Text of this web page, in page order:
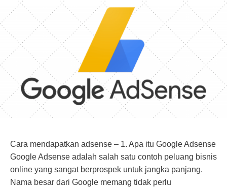
Cara mendapatkan adsense – 1. Apa itu Google Adsense
Google Adsense adalah salah satu contoh peluang bisnis
online yang sangat berprospek untuk jangka panjang.
Nama besar dari Google memang tidak perlu